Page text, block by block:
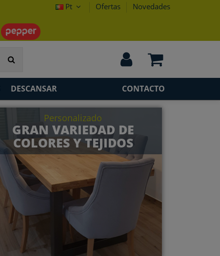
Pt Ofertas Novedades
DESCANSAR CONTACTO
Personalizado
GRAN VARIEDAD DE
COLORES Y TEJIDOS